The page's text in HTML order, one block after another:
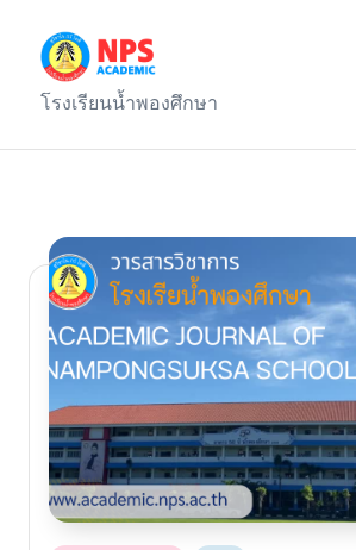
ก
ลุ่
ริ
ห
า
ร
ง
า
น
โรงเรียนน้ำพองศึกษา